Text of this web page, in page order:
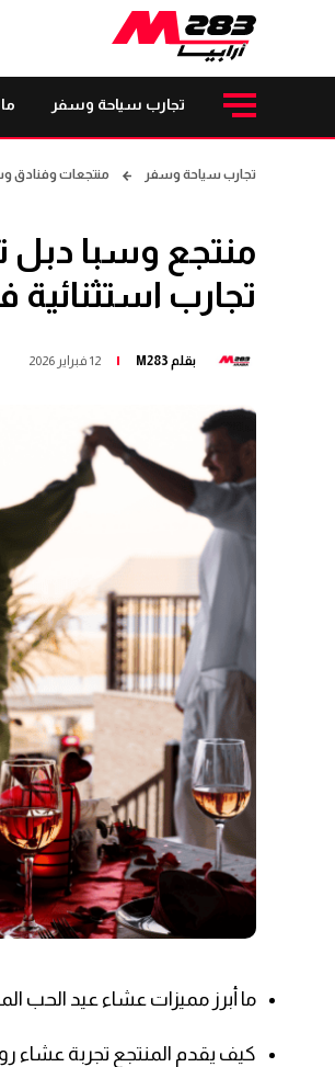
تجارب سياحة وسفر
تجارب سياحة وسفر منتجعات وفنادق
منتجع وسبا دبل
تجارب
بقلم M283 12 فبراير 2026
ما أبرز مميزات عشاء عيد
كيف يقدم المنتجع تجربة عشاء